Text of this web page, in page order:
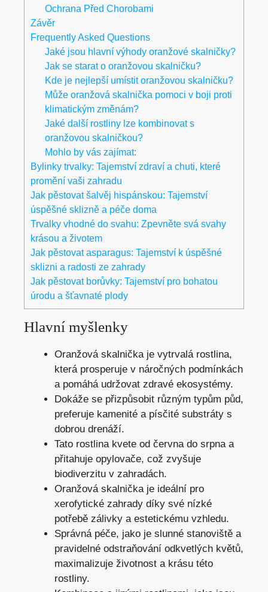
Ochrana Před Chorobami
Závěr
Frequently Asked Questions
Jaké jsou hlavní výhody oranžové skalničky?
Jak se starat o oranžovou skalničku?
Kde je nejlepší umístit oranžovou skalničku?
Může oranžová skalnička pomoci v boji proti
klimatickým změnám?
Jaké další rostliny lze kombinovat s
oranžovou skalničkou?
Mohlo by vás zajímat:
Bylinky trvalky: Tajemství zdraví a chuti, které
promění vaši zahradu
Jak pěstovat šalvěj hispánskou: Tajemství
úspěšné sklizně a péče doma
Trvalky vhodné do svahu: Zpevněte svá svahy
krásou a životem
Jak pěstovat asparagus: Tajemství k úspěšné
sklizni a radosti ze zahrady
Jak pěstovat borůvky: Tajemství pro bohatou
úrodu a šťavnaté plody
Hlavní myšlenky
Oranžová skalnička je vytrvalá rostlina,
která prosperuje v náročných podmínkách
a pomáhá udržovat zdravé ekosystémy.
Dokáže se přizpůsobit různým typům půd,
preferuje kamenité a písčité substráty s
dobrou drenáží.
Tato rostlina kvete od června do srpna a
přitahuje opylovače, což zvyšuje
biodiverzitu v zahradách.
Oranžová skalnička je ideální pro
xerofytické zahrady díky své nízké
potřebě zálivky a estetickému vzhledu.
Správná péče, jako je slunné stanoviště a
pravidelné odstraňování odkvetlých květů,
maximalizuje životnost a krásu této
rostliny.